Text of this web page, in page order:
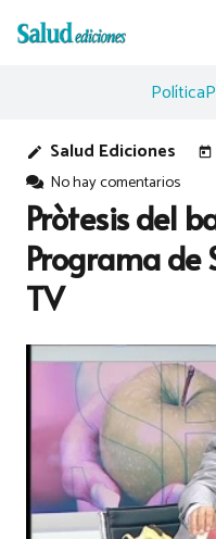
Política
edit Salud Ediciones today
No hay comentarios
Pròtesis del
Programa de
TV